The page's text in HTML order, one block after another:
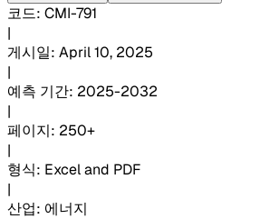
코드: CMI-791
|
게시일: April 10, 2025
|
예측 기간: 2025-2032
|
페이지: 250+
|
형식: Excel and PDF
|
산업: 에너지